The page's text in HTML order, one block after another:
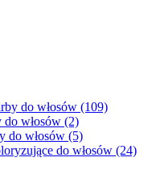
do włosów (109)
włosów (2)
do włosów (5)
do włosów (24)